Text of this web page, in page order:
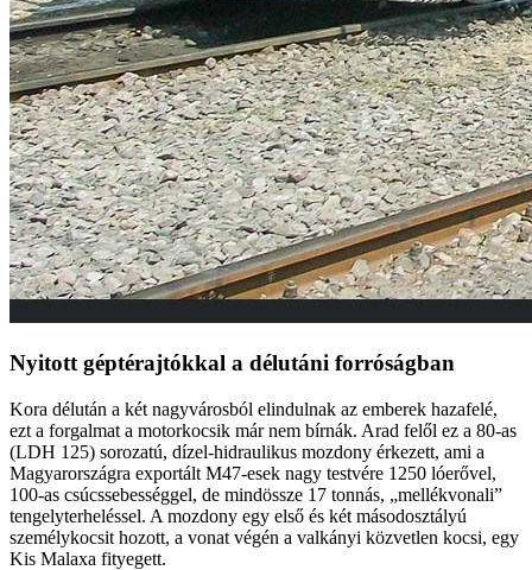
Nyitott géptérajtókkal a délutáni forróságban
Kora délután a két nagyvárosból elindulnak az emberek hazafelé,
ezt a forgalmat a motorkocsik már nem bírnák. Arad felől ez a 80-as
(LDH 125) sorozatú, dízel-hidraulikus mozdony érkezett, ami a
Magyarországra exportált M47-esek nagy testvére 1250 lóerővel,
100-as csúcssebességgel, de mindössze 17 tonnás, „mellékvonali”
tengelyterheléssel. A mozdony egy első és két másodosztályú
személykocsit hozott, a vonat végén a valkányi közvetlen kocsi, egy
Kis Malaxa fityegett.